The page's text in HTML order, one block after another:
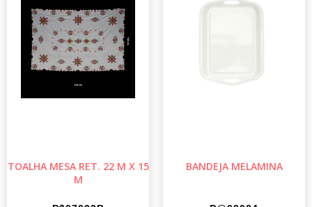
TOALHA MESA RET. 22 M X 15
M
BANDEJA MELAMINA